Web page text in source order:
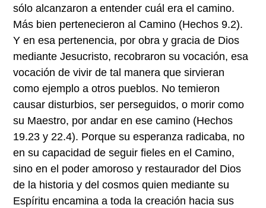
sólo alcanzaron a entender cuál era el camino.
Más bien pertenecieron al Camino (Hechos 9.2).
Y en esa pertenencia, por obra y gracia de Dios
mediante Jesucristo, recobraron su vocación, esa
vocación de vivir de tal manera que sirvieran
como ejemplo a otros pueblos. No temieron
causar disturbios, ser perseguidos, o morir como
su Maestro, por andar en ese camino (Hechos
19.23 y 22.4). Porque su esperanza radicaba, no
en su capacidad de seguir fieles en el Camino,
sino en el poder amoroso y restaurador del Dios
de la historia y del cosmos quien mediante su
Espíritu encamina a toda la creación hacia sus